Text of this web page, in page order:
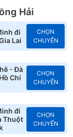
Hải
đi
Lai
CHỌN
CHUYẾN
- Đà
Chí
CHỌN
CHUYẾN
đi
Thuột
CHỌN
CHUYẾN